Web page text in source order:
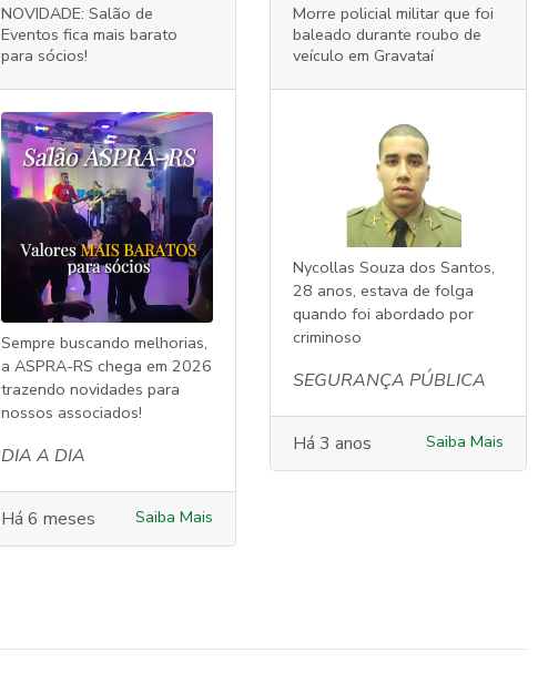
NOVIDADE: Salão de
Eventos fica mais barato
para sócios!
Sempre buscando melhorias,
a ASPRA-RS chega em 2026
trazendo novidades para
nossos associados!
DIA A DIA
Há 6 meses Saiba Mais
Morre policial militar que foi
baleado durante roubo de
veículo em Gravataí
Nycollas Souza dos Santos,
28 anos, estava de folga
quando foi abordado por
criminoso
SEGURANÇA PÚBLICA
Há 3 anos Saiba Mais